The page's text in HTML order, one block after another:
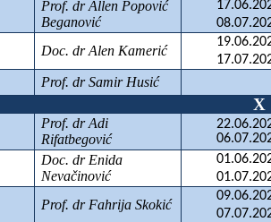
Prof. dr Allen Popović
Beganović
Doc. dr Alen Kamerić
Prof. dr Samir Husić
X
Prof. dr Adi
Rifatbegović
Doc. dr Enida
Nevačinović
Prof. dr Fahrija Skokić